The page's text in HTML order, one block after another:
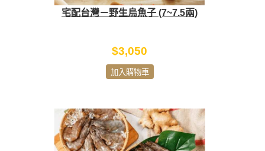
宅配台灣－野生烏魚子 (7~7.5兩)
$3,050
加入購物車